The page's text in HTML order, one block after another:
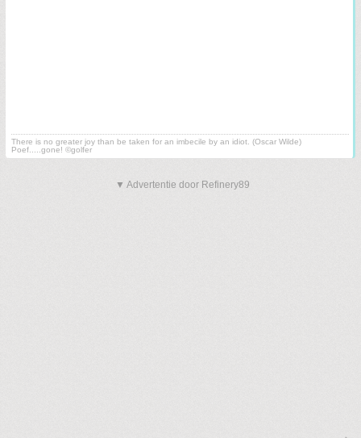
There is no greater joy than be taken for an imbecile by an idiot. (Oscar Wilde)
Poef.....gone! ©golfer
▼ Advertentie door Refinery89